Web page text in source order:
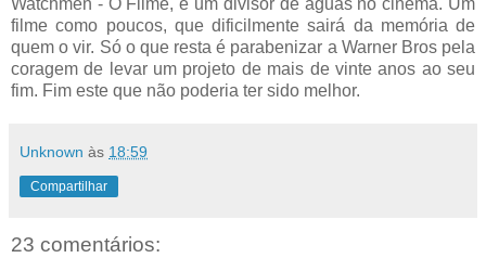
Watchmen - O Filme, é um divisor de águas no cinema. Um
filme como poucos, que dificilmente sairá da memória de
quem o vir. Só o que resta é parabenizar a Warner Bros pela
coragem de levar um projeto de mais de vinte anos ao seu
fim. Fim este que não poderia ter sido melhor.
Unknown às 18:59
Compartilhar
23 comentários: